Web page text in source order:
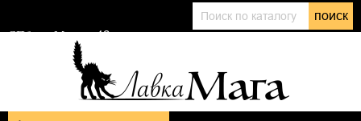
поиск
СПб, ул. Марата 12